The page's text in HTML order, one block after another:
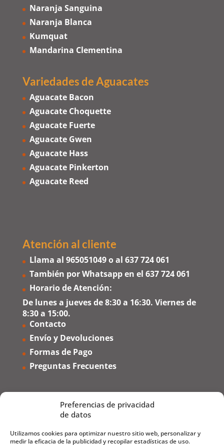
Preferencias de privacidad
de datos
Utilizamos cookies para optimizar nuestro sitio web, personalizar y
medir la eficacia de la publicidad y recopilar estadísticas de uso.
Naranja Sanguina
Naranja Blanca
Kumquat
Mandarina Clementina
Variedades de Aguacates
Aguacate Bacon
Aguacate Choquette
Aguacate Fuerte
Aguacate Gwen
Aguacate Hass
Aguacate Pinkerton
Aguacate Reed
Atención al cliente
Llama al 965051049o al 637 724 061
También por Whatsapp en el 637 724 061
Horario de Atención:
De lunes a jueves de 8:30 a 16:30. Viernes de
8:30 a 15:00.
Contacto
Envío y Devoluciones
Formas de Pago
Preguntas Frecuentes